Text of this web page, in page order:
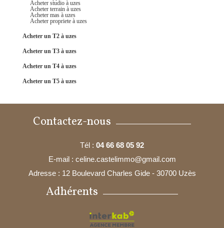
acheter studio à uzes
acheter terrain à uzes
acheter mas à uzes
acheter propriete à uzes
acheter un T2 à uzes
acheter un T3 à uzes
acheter un T4 à uzes
acheter un T5 à uzes
Contactez-nous
Tél : 04 66 68 05 92
E-mail : celine.castelimmo@gmail.com
Adresse : 12 Boulevard Charles Gide - 30700 Uzès
Adhérents